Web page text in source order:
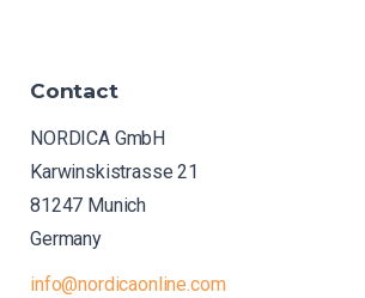
Contact
NORDICA GmbH
Karwinskistrasse 21
81247 Munich
Germany
info@nordicaonline.com